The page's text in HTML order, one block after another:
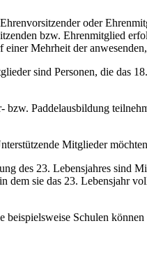
oder
bzw. Ehrenmitglied
Mehrheit der
sind Personen, die das
bzw. Paddelausbildung
Mitglieder
des 23. Lebensjahres sind
dem sie das 23. Lebensjahr
Schulen